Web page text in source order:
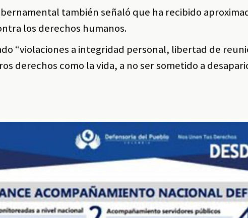
también señaló que ha recibido
los derechos humanos.
“violaciones a integridad personal, libertad de
derechos como la vida, a no ser sometido a